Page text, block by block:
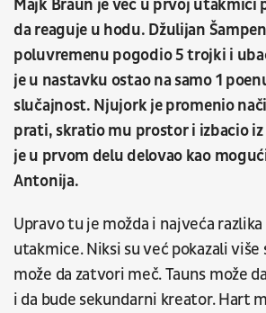
Majk Braun je već u prvoj utakmici
da reaguje u hodu. Džulijan
poluvremenu pogodio 5 trojki i
je u nastavku ostao na samo 1
slučajnost. Njujork je promenio
prati, skratio mu prostor i izbacio
je u prvom delu delovao kao
Antonija.
Upravo tu je možda i najveća
utakmice. Niksi su već pokazali više
može da zatvori meč. Tauns može
i da bude sekundarni kreator. Hart